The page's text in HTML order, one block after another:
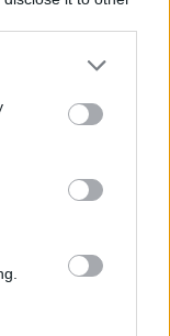
or more Google
You may click to
party tags to
in below Google
dopo un
storica.
dettaglio: